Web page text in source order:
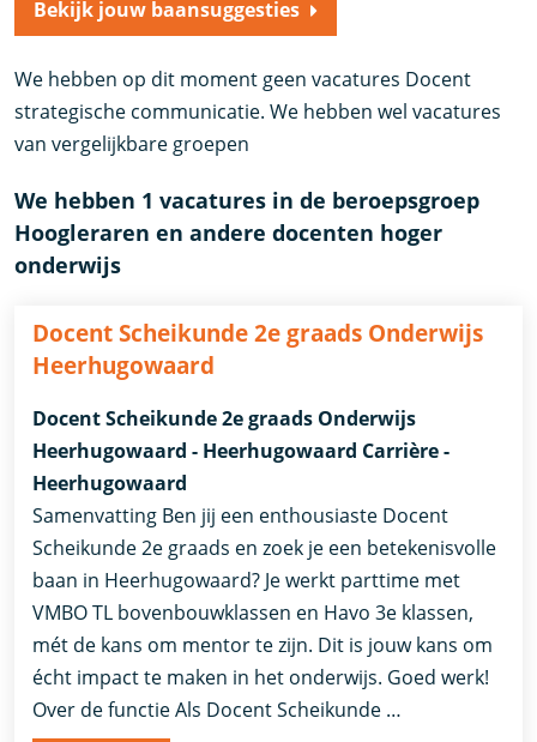
Bekijk jouw baansuggesties
We hebben op dit moment geen vacatures Docent
strategische communicatie. We hebben wel vacatures
van vergelijkbare groepen
We hebben 1 vacatures in de beroepsgroep
Hoogleraren en andere docenten hoger
onderwijs
Docent Scheikunde 2e graads Onderwijs
Heerhugowaard
Docent Scheikunde 2e graads Onderwijs
Heerhugowaard - Heerhugowaard Carrière -
Heerhugowaard
Samenvatting Ben jij een enthousiaste Docent
Scheikunde 2e graads en zoek je een betekenisvolle
baan in Heerhugowaard? Je werkt parttime met
VMBO TL bovenbouwklassen en Havo 3e klassen,
mét de kans om mentor te zijn. Dit is jouw kans om
écht impact te maken in het onderwijs. Goed werk!
Over de functie Als Docent Scheikunde …